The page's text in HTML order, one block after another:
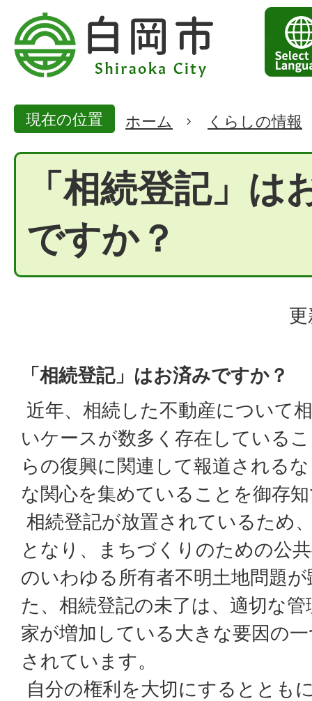
現在の位置 ホーム くらしの情報
「相続登記」は
ですか？
「相続登記」はお済みですか？
近年、相続した不動産について
いケースが数多く存在している
らの復興に関連して報道される
な関心を集めていることを御存
相続登記が放置されているため
となり、まちづくりのための公
のいわゆる所有者不明土地問題
た、相続登記の未了は、適切な
家が増加している大きな要因の
されています。
自分の権利を大切にするととも